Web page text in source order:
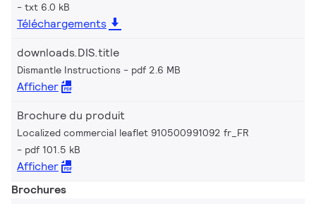
txt 6.0 kB
Téléchargements
downloads.DIS.title
Dismantle Instructions pdf 2.6 MB
Afficher
Brochure du produit
Localized commercial leaflet 910500991092 fr_FR
pdf 101.5 kB
Afficher
Brochures